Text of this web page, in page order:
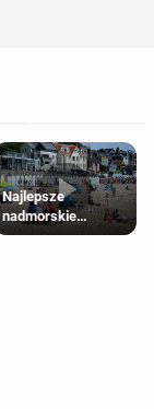
Najlepsze
nadmorskie
miasteczko blisko